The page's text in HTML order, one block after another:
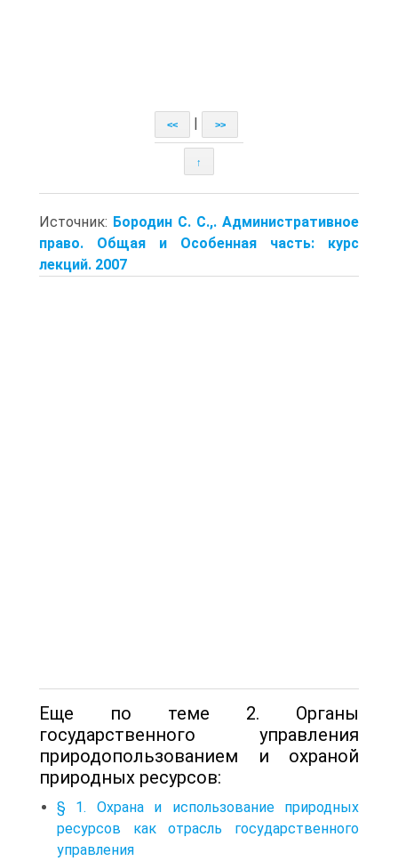
<< >>
↑
Источник: Бородин С. С.,. Административное
право. Общая и Особенная часть: курс
лекций. 2007
Еще по теме 2. Органы
государственного управления
природопользованием и охраной
природных ресурсов:
§ 1. Охрана и использование природных
ресурсов как отрасль государственного
управления